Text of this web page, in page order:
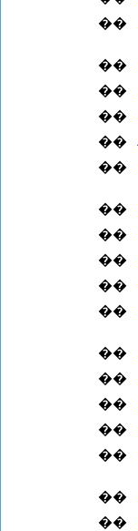
��
��
��
��
��
��
��
��
��
��
��
��
��
��
��
��
��
��